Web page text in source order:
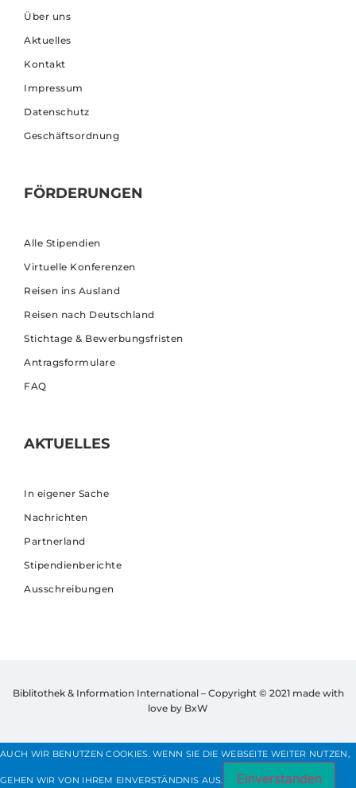
Über uns
Aktuelles
Kontakt
Impressum
Datenschutz
Geschäftsordnung
FÖRDERUNGEN
Alle Stipendien
Virtuelle Konferenzen
Reisen ins Ausland
Reisen nach Deutschland
Stichtage & Bewerbungsfristen
Antragsformulare
FAQ
AKTUELLES
In eigener Sache
Nachrichten
Partnerland
Stipendienberichte
Ausschreibungen
Biblitothek & Information International – Copyright © 2021 made with
love by BxW
AUCH WIR BENUTZEN COOKIES. WENN SIE DIE WEBSEITE WEITER NUTZEN,
GEHEN WIR VON IHREM EINVERSTÄNDNIS AUS. Einverstanden